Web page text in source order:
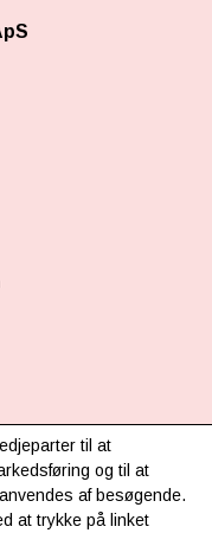
til at
og til at
af besøgende.
at trykke på linket